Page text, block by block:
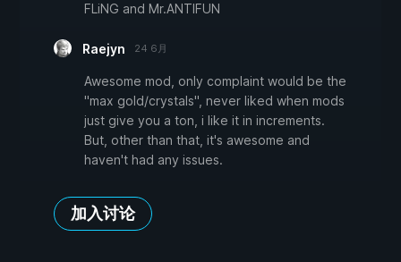
FLiNG and Mr.ANTIFUN
Raejyn 24 6月
Awesome mod, only complaint would be the
"max gold/crystals", never liked when mods
just give you a ton, i like it in increments.
But, other than that, it's awesome and
haven't had any issues.
加入讨论